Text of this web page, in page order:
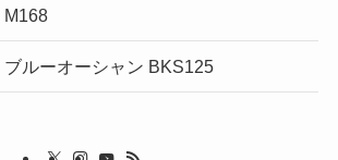
M168
ブルーオーシャン BKS125